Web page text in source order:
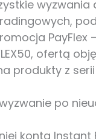
PayFlex
ofertą
produkty z
po
konta Instant